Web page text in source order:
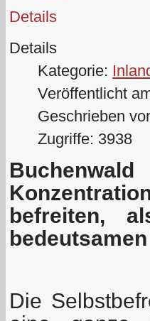
Details
Details
Kategorie:
Veröffentlicht
Geschrieben
Zugriffe: 3938
befreiten,
Die